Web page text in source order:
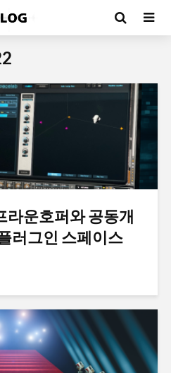
라운호퍼와 공동개
러그인 스페이스